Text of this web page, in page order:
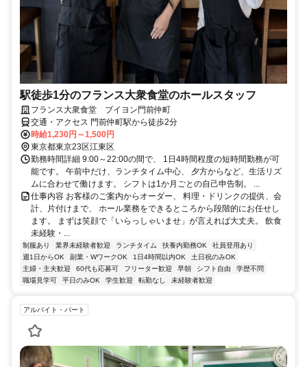
駅徒歩1分のフランス大衆食堂のホールスタッフ
フランス大衆食堂 ブイヨン門前仲町
交通・アクセス 門前仲町駅から徒歩2分
時給1,230円～1,500円
東京都東京23区江東区
勤務時間詳細 9:00～22:00の間で、 1日4時間程度の短時間勤務が可
能です。 午前中だけ、ランチタイム中心、 夕方からなど、生活リズ
ムに合わせて働けます。 シフトは1か月ごとの自己申告制。 ...
仕事内容 お客様のご案内からオーダー、 料理・ドリンクの提供、会
計、片付けまで、 ホール業務をできるところから段階的にお任せし
ます。 まずは笑顔で「いらっしゃいませ」が言えれば大丈夫。 飲食
未経験・...
制服あり 業界未経験者歓迎 ランチタイム 扶養内勤務OK
社員登用あり
週1日からOK
副業・WワークOK 1日4時間以内OK
土日祝のみOK
主婦・主夫歓迎
60代も応募可 フリーター歓迎 早朝 シフト自由
学歴不問
職場見学可
平日のみOK 学生歓迎 転勤なし 未経験者歓迎
アルバイト・パート